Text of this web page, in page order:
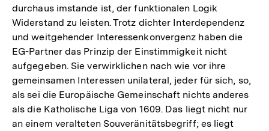
durchaus imstande ist, der funktionalen Logik
Widerstand zu leisten. Trotz dichter Interdependenz
und weitgehender Interessenkonvergenz haben die
EG-Partner das Prinzip der Einstimmigkeit nicht
aufgegeben. Sie verwirklichen nach wie vor ihre
gemeinsamen Interessen unilateral, jeder für sich, so,
als sei die Europäische Gemeinschaft nichts anderes
als die Katholische Liga von 1609. Das liegt nicht nur
an einem veralteten Souveränitätsbegriff; es liegt